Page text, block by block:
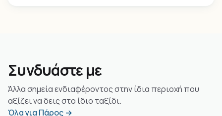
Συνδυάστε με
Άλλα σημεία ενδιαφέροντος στην ίδια περιοχή που
αξίζει να δεις στο ίδιο ταξίδι.
Όλα για Πάρος →